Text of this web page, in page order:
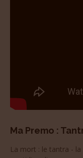
Ma Premo :
La mort : le tantra -